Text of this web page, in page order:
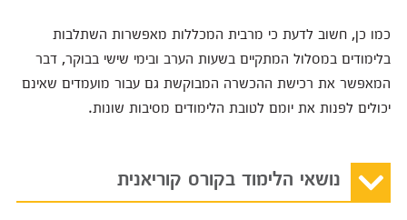
כמו כן, חשוב לדעת כי מרבית המכללות מאפשרות השתלבות
בלימודים במסלול המתקיים בשעות הערב ובימי שישי בבוקר, דבר
המאפשר את רכישת ההכשרה המבוקשת גם עבור מועמדים שאינם
יכולים לפנות את יומם לטובת הלימודים מסיבות שונות.
נושאי הלימוד בקורס קוריאנית